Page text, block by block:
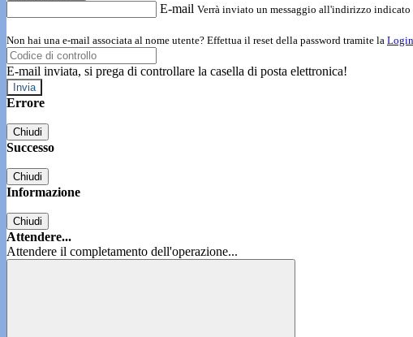
E-mail Verrà inviato un messaggio all'indirizzo indicato
Non hai una e-mail associata al nome utente? Effettua il reset della password tramite la
E-mail inviata, si prega di controllare la casella di posta elettronica!
Errore
Chiudi
Successo
Chiudi
Informazione
Chiudi
Attendere...
Attendere il completamento dell'operazione...